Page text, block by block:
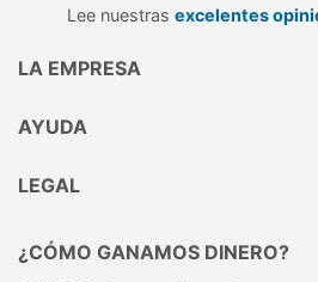
Lee nuestras excelentes
LA EMPRESA
AYUDA
LEGAL
¿CÓMO GANAMOS DINERO?